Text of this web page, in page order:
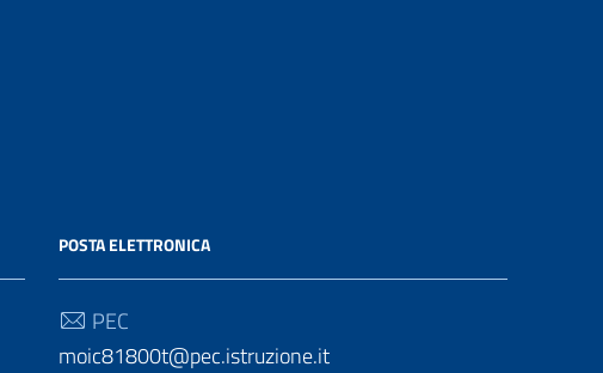
POSTA ELETTRONICA
PEC
moic81800t@pec.istruzione.it